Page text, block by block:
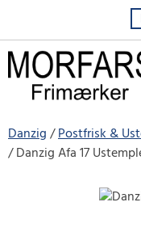
Danzig Postfrisk &
Danzig Afa 17